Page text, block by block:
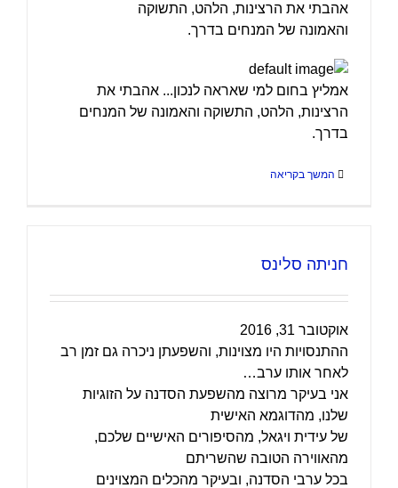
אהבתי את הרצינות, הלהט, התשוקה
והאמונה של המנחים בדרך.
אמליץ בחום למי שאראה לנכון... אהבתי את
הרצינות, הלהט, התשוקה והאמונה של המנחים
בדרך.
המשך בקריאה
חניתה סלינס
אוקטובר 31, 2016
ההתנסויות היו מצוינות, והשפעתן ניכרה גם זמן רב
לאחר אותו ערב…
אני בעיקר מרוצה מהשפעת הסדנה על הזוגיות
שלנו, מהדוגמא האישית
של עידית ויגאל, מהסיפורים האישיים שלכם,
מהאווירה הטובה שהשריתם
בכל ערבי הסדנה, ובעיקר מהכלים המצוינים